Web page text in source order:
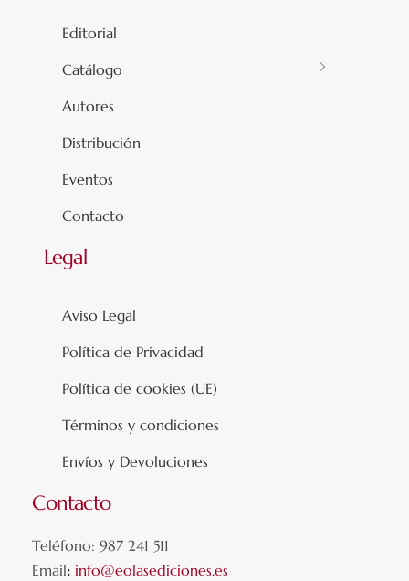
Editorial
Catálogo
Autores
Distribución
Eventos
Contacto
Legal
Aviso Legal
Política de Privacidad
Política de cookies (UE)
Términos y condiciones
Envíos y Devoluciones
Contacto
Teléfono: 987 241 511
Email: info@eolasediciones.es